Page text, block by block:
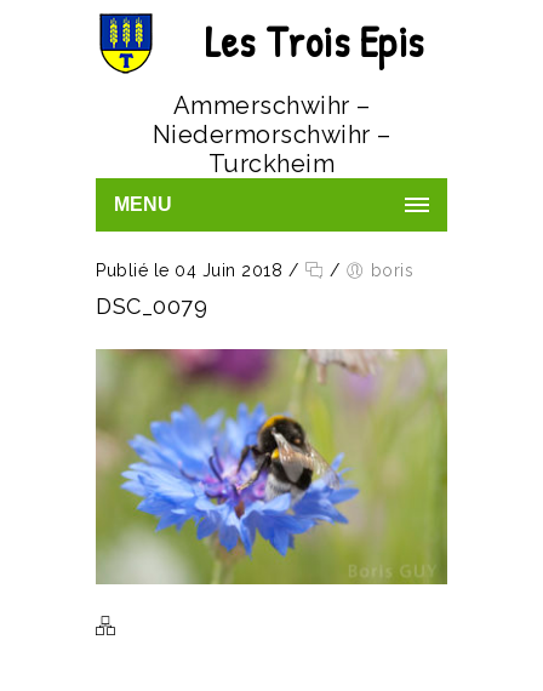
Les Trois Epis
Ammerschwihr –
Niedermorschwihr –
Turckheim
MENU
Publié le 04 Juin 2018 / / boris
DSC_0079